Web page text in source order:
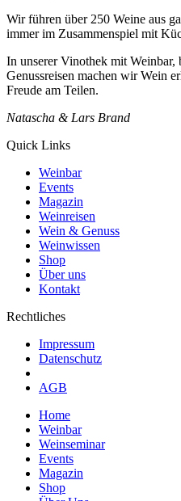
Wir führen über 250 Weine aus
immer im Zusammenspiel mit
In unserer Vinothek mit Weinbar,
Genussreisen machen wir Wein
Freude am Teilen.
Natascha & Lars Brand
Quick Links
Weinbar
Events
Magazin
Weinreisen
Wein & Genuss
Weinwissen
Shop
Über uns
Kontakt
Rechtliches
Impressum
Datenschutz
AGB
Home
Weinbar
Weinseminar
Events
Magazin
Shop